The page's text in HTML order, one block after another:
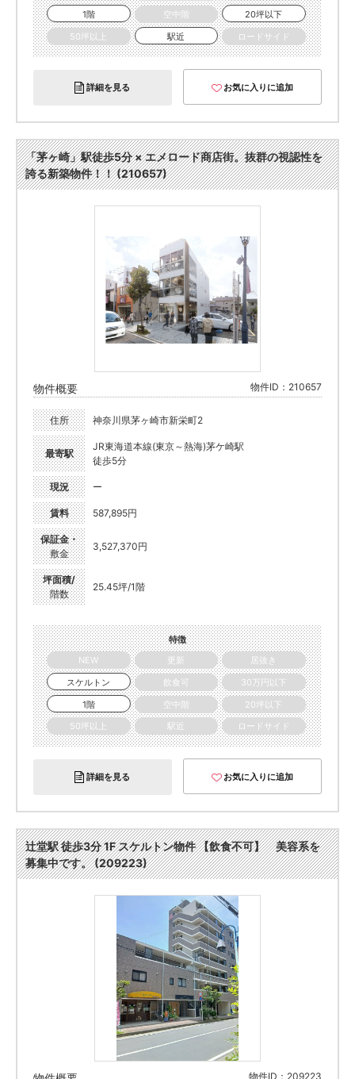
1階
空中階
20坪以下
50坪以上
駅近 ロードサイド
詳細を見る お気に入りに追加
「茅ヶ崎」駅徒歩5分 × エメロード商店街。抜群の視認性を
誇る新築物件！！ (210657)
物件概要 物件ID：210657
住所 神奈川県茅ヶ崎市新栄町2
最寄駅
JR東海道本線(東京～熱海)茅ケ崎駅
徒歩5分
現況 ー
賃料 587,895円
保証金・
敷金
3,527,370円
坪面積/
階数
25.45坪/1階
特徴
NEW
更新
居抜き
スケルトン
飲食可
30万円以下
1階
空中階
20坪以下
50坪以上
駅近 ロードサイド
詳細を見る お気に入りに追加
辻堂駅 徒歩3分 1F スケルトン物件 【飲食不可】 美容系を
募集中です。 (209223)
物件ID：209223